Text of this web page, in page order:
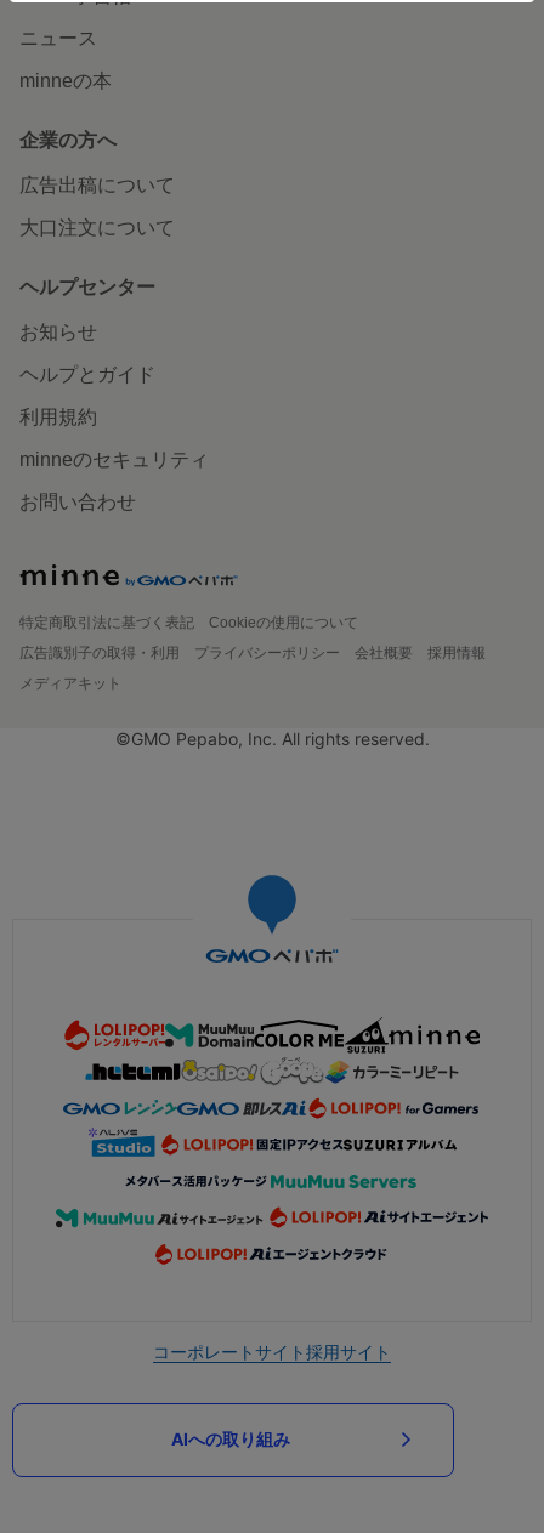
ニュース
minneの本
企業の方へ
広告出稿について
大口注文について
ヘルプセンター
お知らせ
ヘルプとガイド
利用規約
minneのセキュリティ
お問い合わせ
特定商取引法に基づく表記
Cookieの使用について
広告識別子の取得・利用
プライバシーポリシー 会社概要
採用情報
メディアキット
©GMO Pepabo, Inc. All rights reserved.
コーポレートサイト採用サイト
AIへの取り組み